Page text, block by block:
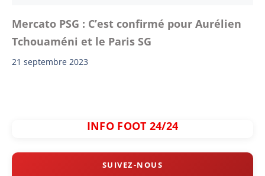
Mercato PSG : C’est confirmé pour Aurélien
Tchouaméni et le Paris SG
21 septembre 2023
INFO FOOT 24/24